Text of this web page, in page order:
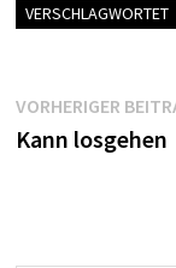
VERSCHLAGWORTET
VORHERIGER
Kann losgehen